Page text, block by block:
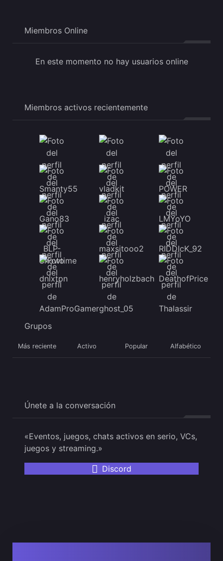
Miembros Online
En este momento no hay usuarios online
Miembros activos recientemente
Grupos
Más reciente Activo Popular Alfabético
Únete a la conversación
«Eventos, juegos, chats activos en serio, VCs,
juegos y streaming.»
Discord